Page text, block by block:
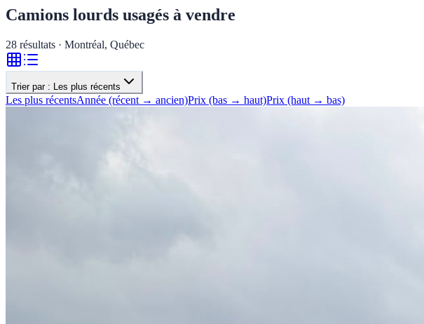
Camions lourds usagés à vendre
28 résultats · Montréal, Québec
Trier par : Les plus récents
Les plus récentsAnnée (récent → ancien)Prix (bas → haut)Prix (haut → bas)